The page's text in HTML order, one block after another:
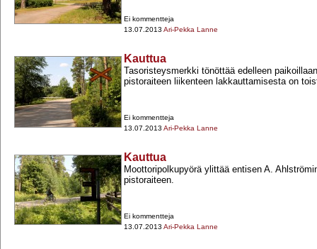
Ei kommentteja
13.07.2013 Ari-Pekka Lanne
Kauttua
Tasoristeysmerkki tönöttää edelleen
pistoraiteen liikenteen lakkauttamisesta on
Ei kommentteja
13.07.2013 Ari-Pekka Lanne
Kauttua
Moottoripolkupyörä ylittää entisen A.
pistoraiteen.
Ei kommentteja
13.07.2013 Ari-Pekka Lanne